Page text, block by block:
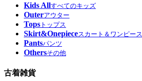
Kids Allすべてのキッズ
Outerアウター
Tops トップス
Skirt&Onepieceスカート＆ワンピース
Pantsパンツ
Othersその他
古着雑貨